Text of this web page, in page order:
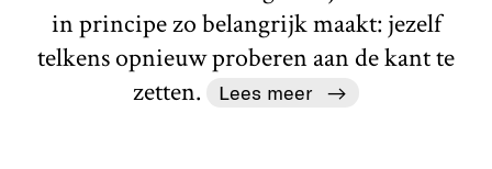
in principe zo belangrijk maakt: jezelf
telkens opnieuw proberen aan de kant te
zetten.
Lees meer